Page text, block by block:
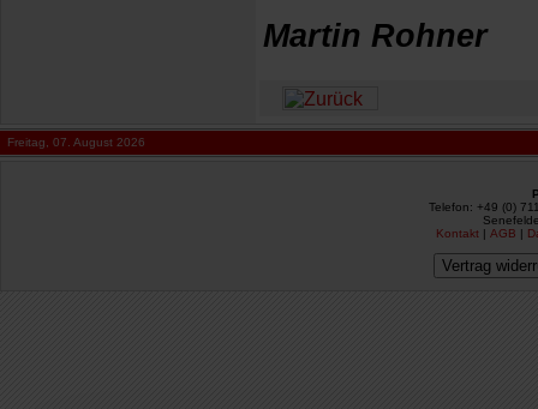
Martin Rohner
Freitag, 07. August 2026
Telefon: +49 (0)
Kontakt | AGB |
Vertrag